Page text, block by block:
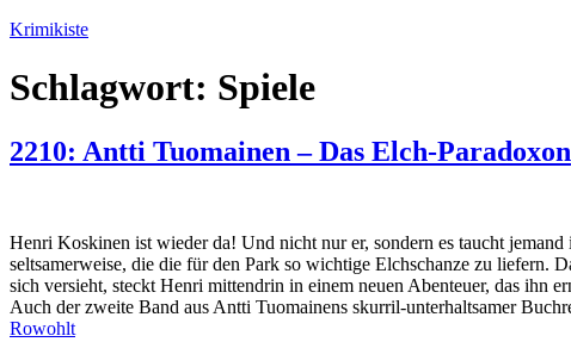
Zum
springen
Krimikiste
Schlagwort: Spiele
2210: Antti Tuomainen – Das Elch-Paradoxon
Henri Koskinen ist wieder da! Und nicht nur er, sondern es taucht
seltsamerweise, die die für den Park so wichtige Elchschanze zu liefern.
sich versieht, steckt Henri mittendrin in einem neuen Abenteuer, das ihn
Auch der zweite Band aus Antti Tuomainens skurril-unterhaltsamer
Rowohlt